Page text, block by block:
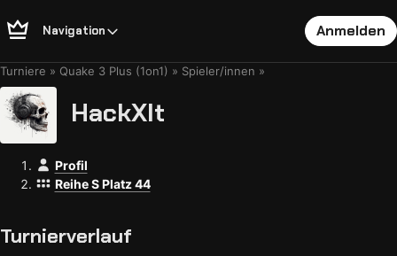
Navigation Anmelden
Turniere Quake 3 Plus (1on1) Spieler/innen
HackXIt
Profil
Reihe S Platz 44
Turnierverlauf